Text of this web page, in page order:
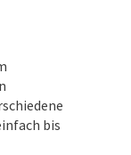
bis